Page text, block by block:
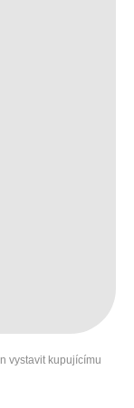
vystavit kupujícímu